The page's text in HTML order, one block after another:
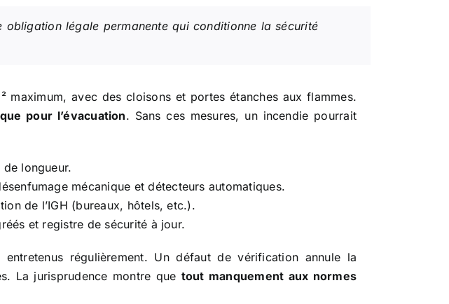
légale permanente qui conditionne la sécurité
avec des cloisons et portes étanches aux flammes.
pour l’évacuation. Sans ces mesures, un incendie pourrait
longueur.
mécanique et détecteurs automatiques.
de l’IGH (bureaux, hôtels, etc.).
et registre de sécurité à jour.
régulièrement. Un défaut de vérification annule la
La jurisprudence montre que tout manquement aux normes